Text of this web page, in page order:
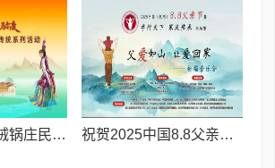
2025马尔康嘉绒锅庄民俗传统系列活动拉开帷幕 千人多民族锅庄巡游点燃“幸福锅庄城” 祝贺2025中国8.8父亲节“孝行天下家风传承”论坛暨祈福音乐会圆满成功